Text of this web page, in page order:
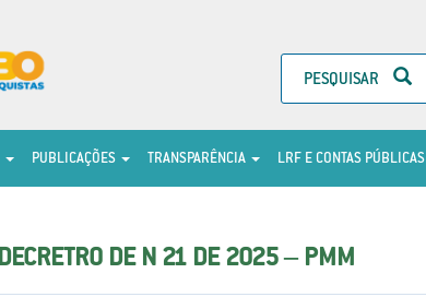
PESQUISAR
PUBLICAÇÕES TRANSPARÊNCIA LRF E CONTAS PÚBLICAS
DECRETRO DE N 21 DE 2025 – PMM